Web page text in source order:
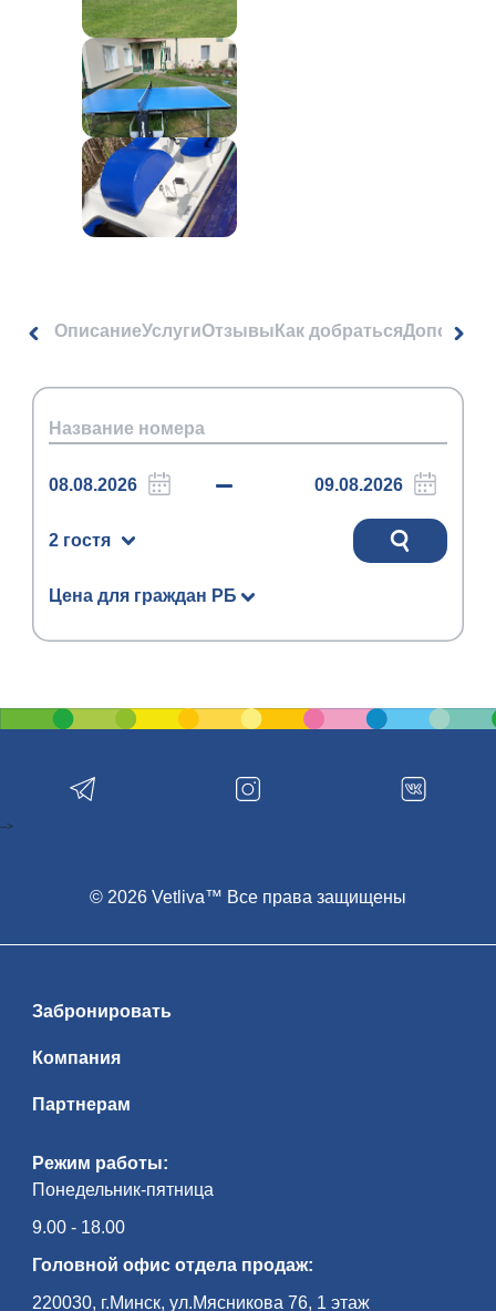
ОписаниеУслугиОтзывы Как добраться
2 гостя
Цена для граждан РБ
Режим работы:
Понедельник-пятница
9.00 - 18.00
Головной офис отдела продаж:
220030, г.Минск, ул.Мясникова 76, 1 этаж
Забронировать
Компания
Партнерам
© 2026 Vetliva™ Все права защищены
-->